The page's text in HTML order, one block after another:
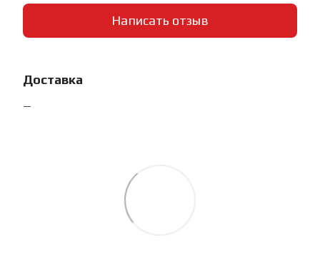
Написать отзыв
Доставка